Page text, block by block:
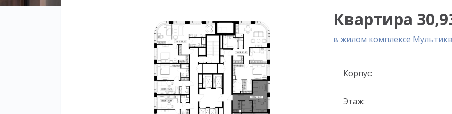
Квартира
в жилом комплексе
Корпус:
Этаж: